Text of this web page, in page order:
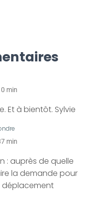
min
Et à bientôt. Sylvie
min
: auprès de quelle
la demande pour